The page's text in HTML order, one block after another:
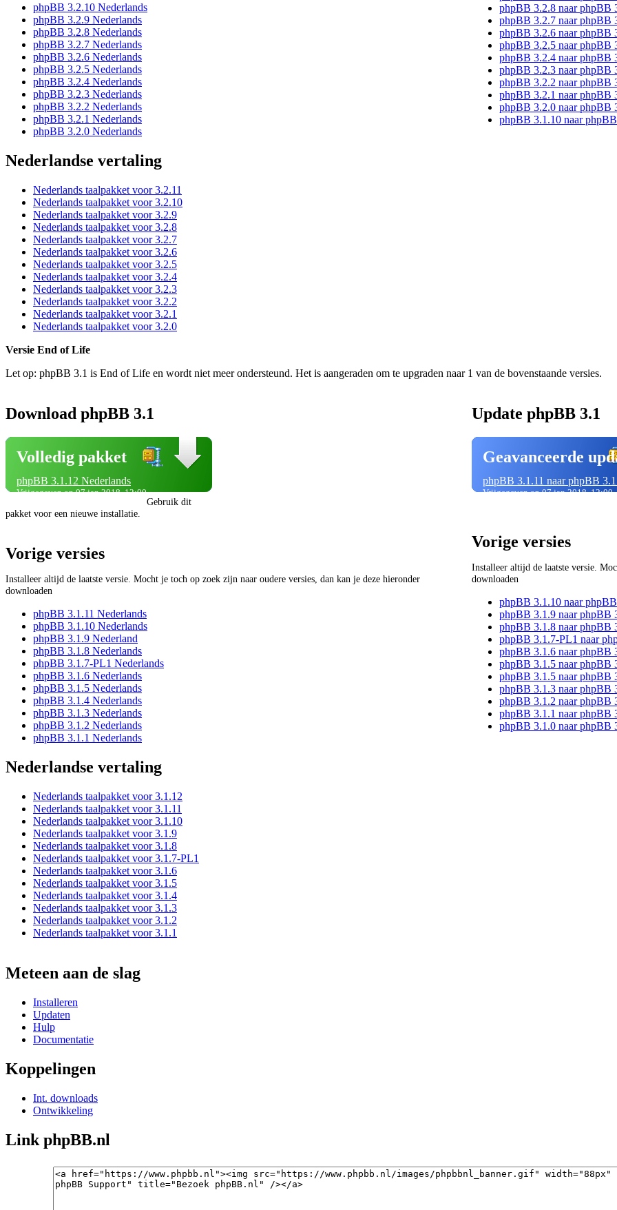
phpBB 3.2.10 Nederlands
phpBB 3.2.9 Nederlands
phpBB 3.2.8 Nederlands
phpBB 3.2.7 Nederlands
phpBB 3.2.6 Nederlands
phpBB 3.2.5 Nederlands
phpBB 3.2.4 Nederlands
phpBB 3.2.3 Nederlands
phpBB 3.2.2 Nederlands
phpBB 3.2.1 Nederlands
phpBB 3.2.0 Nederlands
Nederlandse vertaling
Nederlands taalpakket voor 3.2.11
Nederlands taalpakket voor 3.2.10
Nederlands taalpakket voor 3.2.9
Nederlands taalpakket voor 3.2.8
Nederlands taalpakket voor 3.2.7
Nederlands taalpakket voor 3.2.6
Nederlands taalpakket voor 3.2.5
Nederlands taalpakket voor 3.2.4
Nederlands taalpakket voor 3.2.3
Nederlands taalpakket voor 3.2.2
Nederlands taalpakket voor 3.2.1
Nederlands taalpakket voor 3.2.0
phpBB 3.2.8 naar phpBB
phpBB 3.2.7 naar phpBB
phpBB 3.2.6 naar phpBB
phpBB 3.2.5 naar phpBB
phpBB 3.2.4 naar phpBB
phpBB 3.2.3 naar phpBB
phpBB 3.2.2 naar phpBB
phpBB 3.2.1 naar phpBB
phpBB 3.2.0 naar phpBB
phpBB 3.1.10 naar
Versie End of Life
Let op: phpBB 3.1 is End of Life en wordt niet meer ondersteund. Het is aangeraden om te upgraden naar 1 van de bovenstaande versies.
Download phpBB 3.1
Volledig pakket
phpBB 3.1.12 Nederlands
Vrijgegeven op 07 jan 2018, 12:00
Gebruik dit
pakket voor een nieuwe installatie.
Vorige versies
Installeer altijd de laatste versie. Mocht je toch op zoek zijn naar oudere versies, dan kan je deze hieronder
downloaden
phpBB 3.1.11 Nederlands
phpBB 3.1.10 Nederlands
phpBB 3.1.9 Nederland
phpBB 3.1.8 Nederlands
phpBB 3.1.7-PL1 Nederlands
phpBB 3.1.6 Nederlands
phpBB 3.1.5 Nederlands
phpBB 3.1.4 Nederlands
phpBB 3.1.3 Nederlands
phpBB 3.1.2 Nederlands
phpBB 3.1.1 Nederlands
Nederlandse vertaling
Nederlands taalpakket voor 3.1.12
Nederlands taalpakket voor 3.1.11
Nederlands taalpakket voor 3.1.10
Nederlands taalpakket voor 3.1.9
Nederlands taalpakket voor 3.1.8
Nederlands taalpakket voor 3.1.7-PL1
Nederlands taalpakket voor 3.1.6
Nederlands taalpakket voor 3.1.5
Nederlands taalpakket voor 3.1.4
Nederlands taalpakket voor 3.1.3
Nederlands taalpakket voor 3.1.2
Nederlands taalpakket voor 3.1.1
Update phpBB 3.1
Geavanceerde
phpBB 3.1.11 naar phpBB
Vrijgegeven op 07 jan 2018, 12:00
Vorige versies
Installeer altijd de laatste versie.
downloaden
phpBB 3.1.10 naar phpBB
phpBB 3.1.9 naar phpBB
phpBB 3.1.8 naar phpBB
phpBB 3.1.7-PL1 naar
phpBB 3.1.6 naar phpBB
phpBB 3.1.5 naar phpBB
phpBB 3.1.5 naar phpBB
phpBB 3.1.3 naar phpBB
phpBB 3.1.2 naar phpBB
phpBB 3.1.1 naar phpBB
phpBB 3.1.0 naar phpBB
Meteen aan de slag
Installeren
Updaten
Hulp
Documentatie
Koppelingen
Int. downloads
Ontwikkeling
Link phpBB.nl